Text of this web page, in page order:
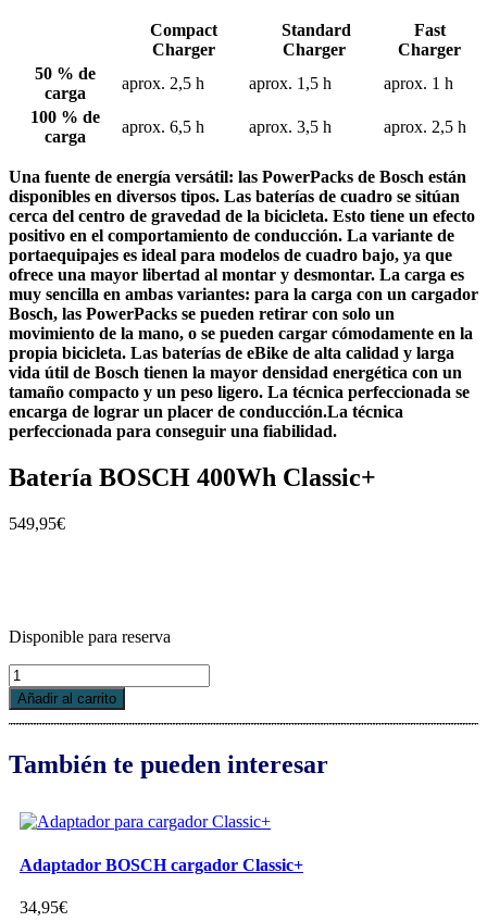
Compact
Charger
Standard
Charger
Fast
Charger
50 % de
carga
aprox. 2,5 h aprox. 1,5 h
aprox. 1 h
100 % de
carga
aprox. 6,5 h aprox. 3,5 h aprox. 2,5 h
Una fuente de energía versátil: las PowerPacks de Bosch están
disponibles en diversos tipos. Las baterías de cuadro se sitúan
cerca del centro de gravedad de la bicicleta. Esto tiene un efecto
positivo en el comportamiento de conducción. La variante de
portaequipajes es ideal para modelos de cuadro bajo, ya que
ofrece una mayor libertad al montar y desmontar. La carga es
muy sencilla en ambas variantes: para la carga con un cargador
Bosch, las PowerPacks se pueden retirar con solo un
movimiento de la mano, o se pueden cargar cómodamente en la
propia bicicleta. Las baterías de eBike de alta calidad y larga
vida útil de Bosch tienen la mayor densidad energética con un
tamaño compacto y un peso ligero. La técnica perfeccionada se
encarga de lograr un placer de conducción.La técnica
perfeccionada para conseguir una fiabilidad.
Batería BOSCH 400Wh Classic+
549,95€
Disponible para reserva
Batería
BOSCH
400Wh
Classic+
cantidad
Añadir al carrito
También te pueden interesar
Adaptador BOSCH cargador Classic+
34,95€